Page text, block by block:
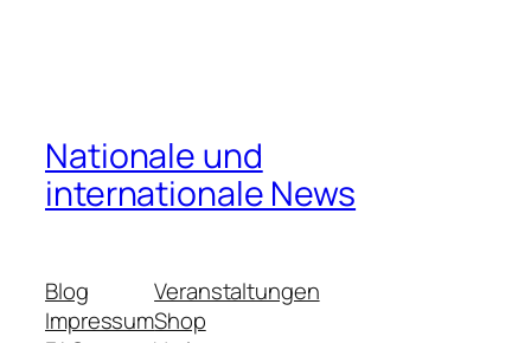
Nationale und
internationale News
Blog
Impressum
Veranstaltungen
Shop